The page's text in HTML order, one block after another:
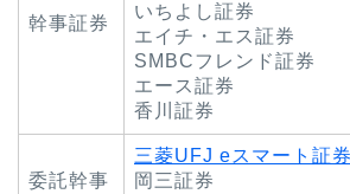
幹事証券
いちよし証券
エイチ・エス証券
SMBCフレンド証券
エース証券
香川証券
委託幹事
三菱UFJ eスマート証券
岡三証券